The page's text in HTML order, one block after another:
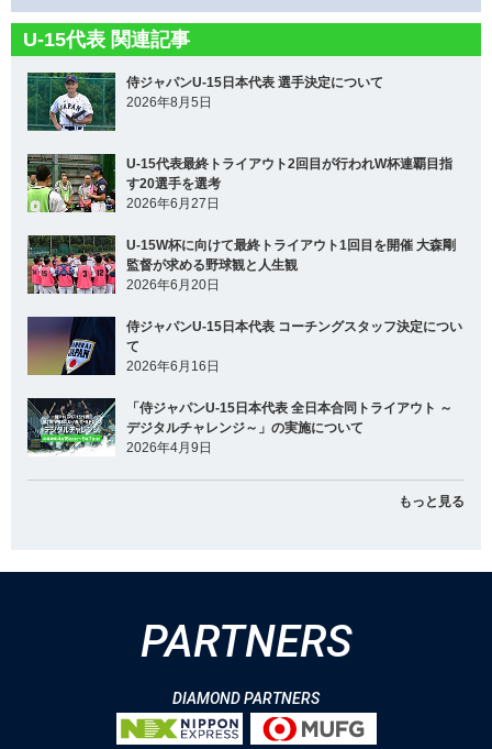
U-15代表 関連記事
侍ジャパンU-15日本代表 選手決定について
2026年8月5日
U-15代表最終トライアウト2回目が行われW杯連覇目指
す20選手を選考
2026年6月27日
U-15W杯に向けて最終トライアウト1回目を開催 大森剛
監督が求める野球観と人生観
2026年6月20日
侍ジャパンU-15日本代表 コーチングスタッフ決定につい
て
2026年6月16日
「侍ジャパンU-15日本代表 全日本合同トライアウト ～
デジタルチャレンジ～」の実施について
2026年4月9日
もっと見る
PARTNERS
DIAMOND PARTNERS